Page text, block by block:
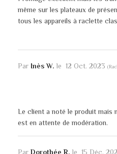
même sur les plateaux de
tous les appareils à raclette
Par Inès W. le 12 Oct. 2023 (
Le client a noté le produit mais
est en attente de modération.
Par Dorothée R. le 15 Déc.